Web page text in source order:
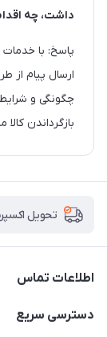
داشت، چه
پاسخ: با
ارسال پیام از
چگونگی و
بازگرداندن
تحویل
اطلاعات تماس
05191001370
دسترسی سریع